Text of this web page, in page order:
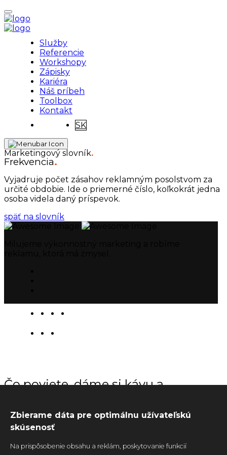
Služby
Referencie
Workshopy
Zápisky
Kariéra
Náš príbeh
Toolbox
Kontakt
SK
Marketingový slovník.
Frekvencia.
Vyjadruje počet zásahov reklamným posolstvom za
určité obdobie. Ide o priemerné číslo, koľkokrát jedna
osoba videla daný príspevok.
späť na slovník
Čo poviete, dáme si kávu a
Poďme na to
Zbierame dáta pre optimálnu užívateľskú
skúsenosť
Na prispôsobenie obsahu a reklám, poskytovanie funkcií